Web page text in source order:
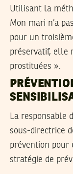
Utilisant la
Mon mari n’a
pour un
préservatif, elle
prostituées ».
La responsable
sous-directrice
prévention pour
stratégie de